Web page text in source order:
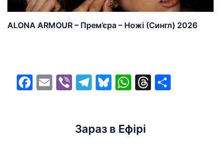
ALONA ARMOUR – Прем’єра – Ножі (Сингл) 2026
Facebook
EmailViberTelegram
Bluesky
WhatsApp
Threads
Зараз в Ефірі